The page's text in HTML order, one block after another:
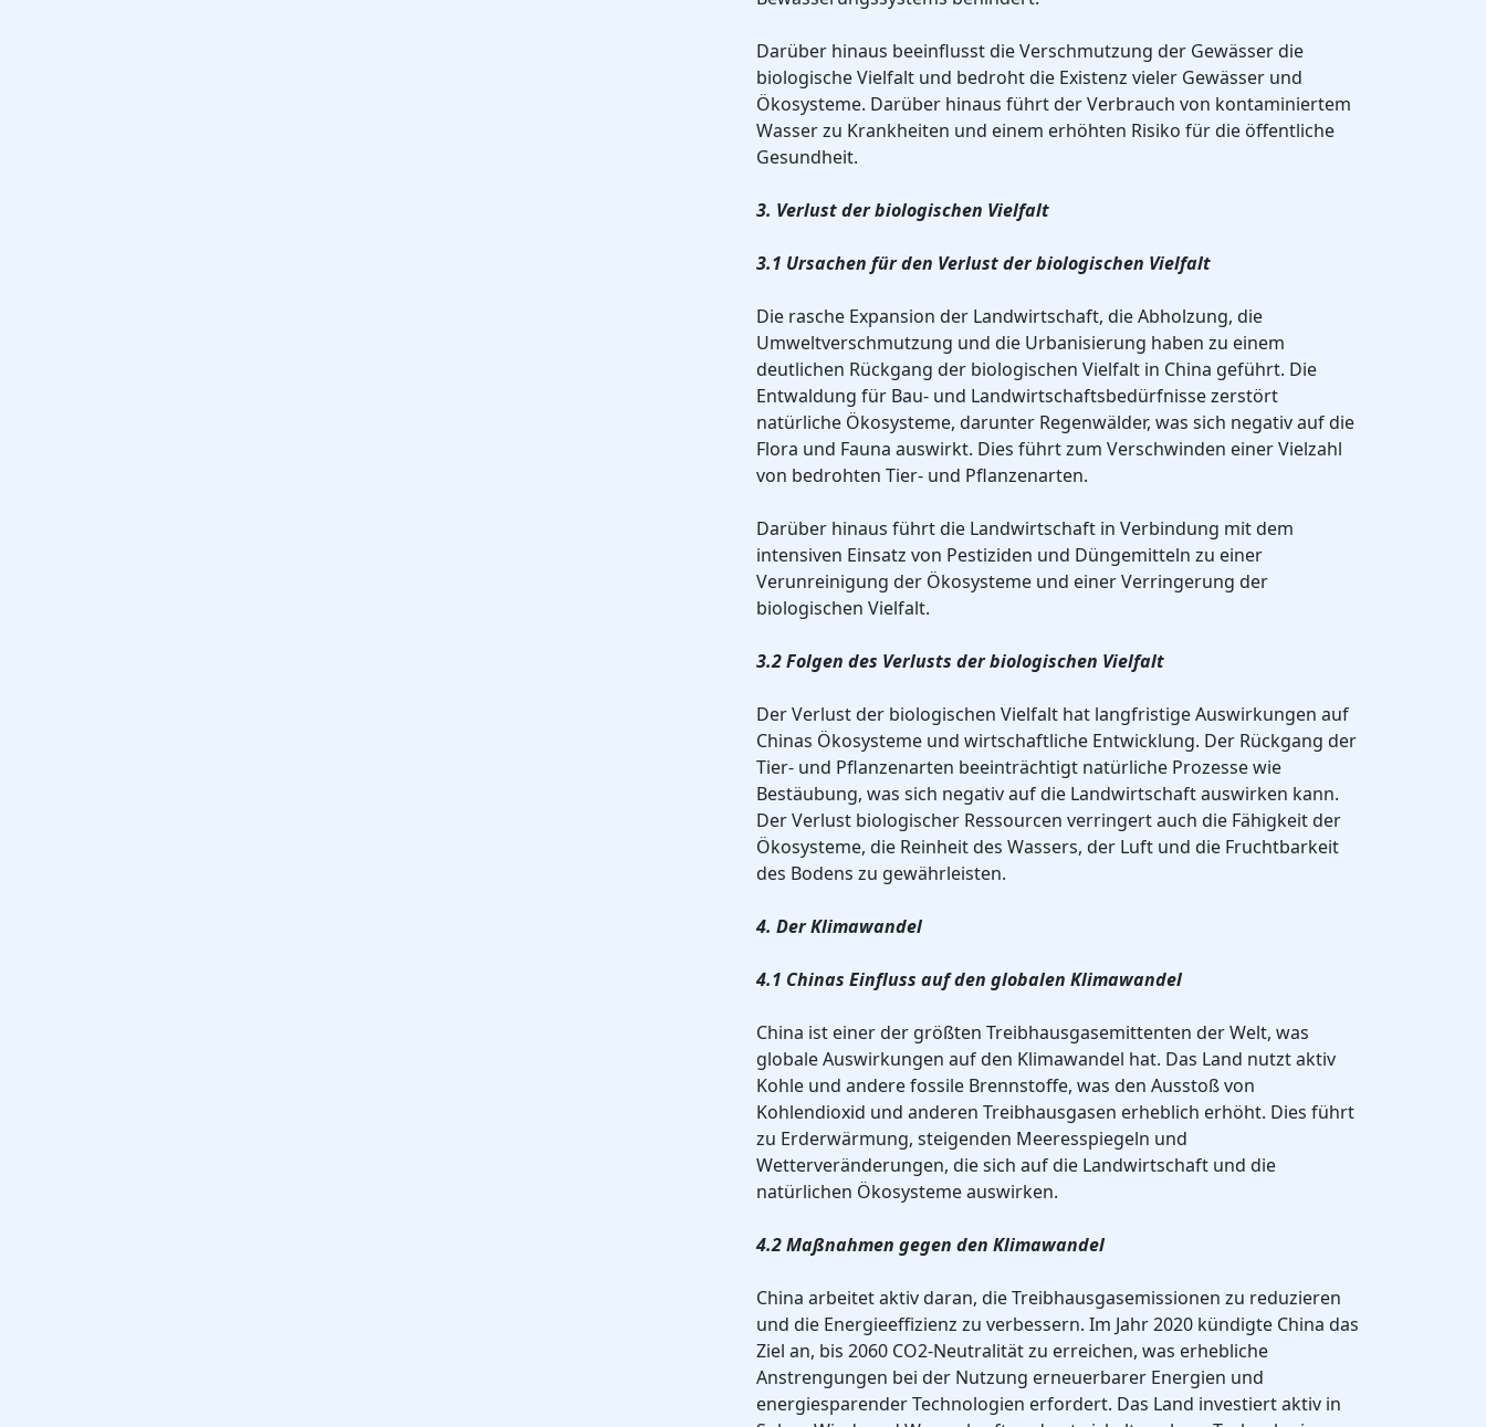
Darüber hinaus beeinflusst die Verschmutzung der Gewässer die
biologische Vielfalt und bedroht die Existenz vieler Gewässer und
Ökosysteme. Darüber hinaus führt der Verbrauch von kontaminiertem
Wasser zu Krankheiten und einem erhöhten Risiko für die öffentliche
Gesundheit.
3. Verlust der biologischen Vielfalt
3.1 Ursachen für den Verlust der biologischen Vielfalt
Die rasche Expansion der Landwirtschaft, die Abholzung, die
Umweltverschmutzung und die Urbanisierung haben zu einem
deutlichen Rückgang der biologischen Vielfalt in China geführt. Die
Entwaldung für Bau- und Landwirtschaftsbedürfnisse zerstört
natürliche Ökosysteme, darunter Regenwälder, was sich negativ auf die
Flora und Fauna auswirkt. Dies führt zum Verschwinden einer Vielzahl
von bedrohten Tier- und Pflanzenarten.
Darüber hinaus führt die Landwirtschaft in Verbindung mit dem
intensiven Einsatz von Pestiziden und Düngemitteln zu einer
Verunreinigung der Ökosysteme und einer Verringerung der
biologischen Vielfalt.
3.2 Folgen des Verlusts der biologischen Vielfalt
Der Verlust der biologischen Vielfalt hat langfristige Auswirkungen auf
Chinas Ökosysteme und wirtschaftliche Entwicklung. Der Rückgang der
Tier- und Pflanzenarten beeinträchtigt natürliche Prozesse wie
Bestäubung, was sich negativ auf die Landwirtschaft auswirken kann.
Der Verlust biologischer Ressourcen verringert auch die Fähigkeit der
Ökosysteme, die Reinheit des Wassers, der Luft und die Fruchtbarkeit
des Bodens zu gewährleisten.
4. Der Klimawandel
4.1 Chinas Einfluss auf den globalen Klimawandel
China ist einer der größten Treibhausgasemittenten der Welt, was
globale Auswirkungen auf den Klimawandel hat. Das Land nutzt aktiv
Kohle und andere fossile Brennstoffe, was den Ausstoß von
Kohlendioxid und anderen Treibhausgasen erheblich erhöht. Dies führt
zu Erderwärmung, steigenden Meeresspiegeln und
Wetterveränderungen, die sich auf die Landwirtschaft und die
natürlichen Ökosysteme auswirken.
4.2 Maßnahmen gegen den Klimawandel
China arbeitet aktiv daran, die Treibhausgasemissionen zu reduzieren
und die Energieeffizienz zu verbessern. Im Jahr 2020 kündigte China das
Ziel an, bis 2060 CO2-Neutralität zu erreichen, was erhebliche
Anstrengungen bei der Nutzung erneuerbarer Energien und
energiesparender Technologien erfordert. Das Land investiert aktiv in